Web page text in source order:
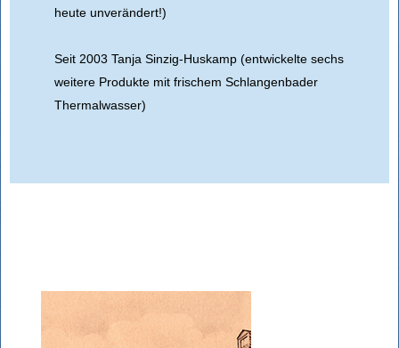
heute unverändert!)
Seit 2003 Tanja Sinzig-Huskamp (entwickelte sechs
weitere Produkte mit frischem Schlangenbader
Thermalwasser)